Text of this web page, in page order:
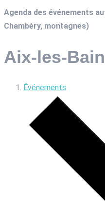
Agenda des événements
Chambéry, montagnes)
Aix-les-
Événements